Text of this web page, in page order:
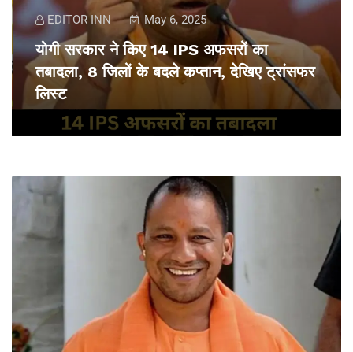
EDITOR INN May 6, 2025
योगी सरकार ने किए 14 IPS अफसरों का
तबादला, 8 जिलों के बदले कप्तान, देखिए ट्रांसफर
लिस्ट